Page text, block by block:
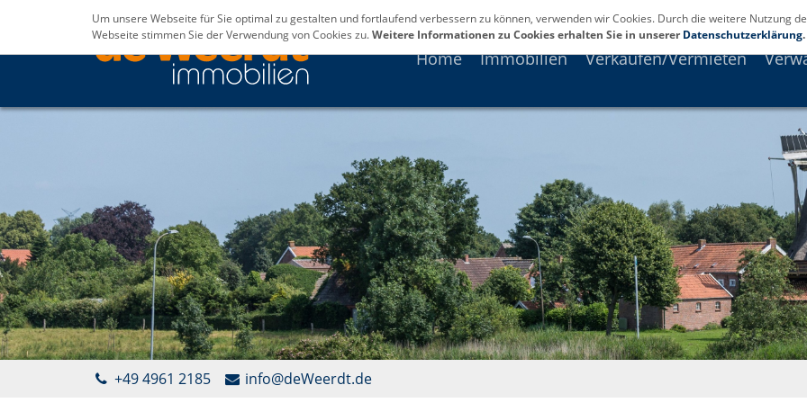
Home Immobilien Verkaufen/Vermieten
+49 4961 2185 info@deWeerdt.de
Um unsere Webseite für Sie optimal zu gestalten und fortlaufend verbessern zu können, verwenden wir Cookies. Durch die weitere Nutzung
Webseite stimmen Sie der Verwendung von Cookies zu.Weitere Informationen zu Cookies erhalten Sie in unsererDatenschutzerklärung.